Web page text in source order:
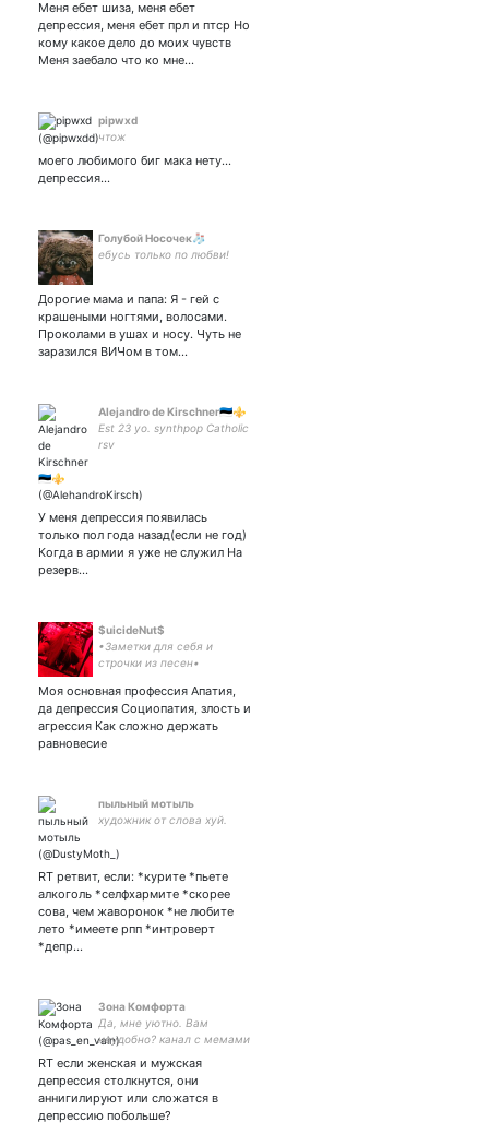
меня даже справка есть
Меня ебет шиза, меня ебет
депрессия, меня ебет прл и птср Но
кому какое дело до моих чувств
Меня заебало что ко мне…
pipwxd
чтож
моего любимого биг мака нету...
депрессия...
Голубой Носочек🧦
ебусь только по любви!
Дорогие мама и папа: Я - гей с
крашеными ногтями, волосами.
Проколами в ушах и носу. Чуть не
заразился ВИЧом в том…
Alejandro de Kirschner🇪🇪⚜️
Est 23 yo. synthpop Catholic
rsv
У меня депрессия появилась
только пол года назад(если не год)
Когда в армии я уже не служил На
резерв…
$uicideNut$
•Заметки для себя и
строчки из песен•
Моя основная профессия Апатия,
да депрессия Социопатия, злость и
агрессия Как сложно держать
равновесие
пыльный мотыль
художник от слова хуй.
RT ретвит, если: *курите *пьете
алкоголь *селфхармите *скорее
сова, чем жаворонок *не любите
лето *имеете рпп *интроверт
*депр…
Зона Комфорта
Да, мне уютно. Вам
неудобно? канал с мемами
плейлист:
RT если женская и мужская
депрессия столкнутся, они
аннигилируют или сложатся в
депрессию побольше?